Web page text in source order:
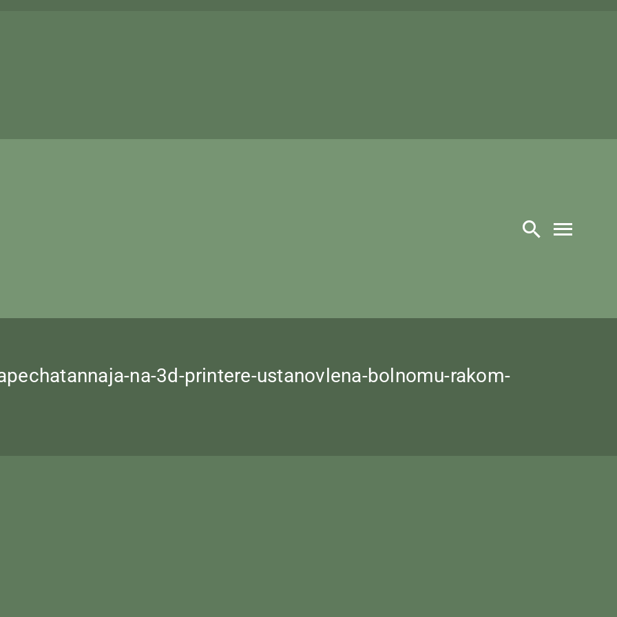
na-3d-printere-ustanovlena-bolnomu-rakom-